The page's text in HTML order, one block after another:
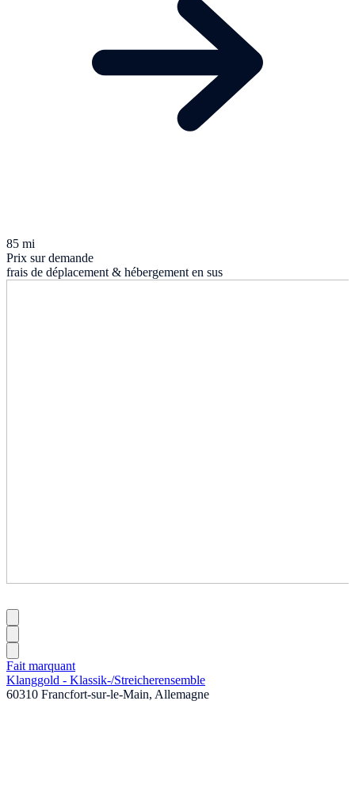
85 mi
Prix sur demande
frais de déplacement & hébergement en sus
Fait marquant
Klanggold - Klassik-/Streicherensemble
60310 Francfort-sur-le-Main, Allemagne